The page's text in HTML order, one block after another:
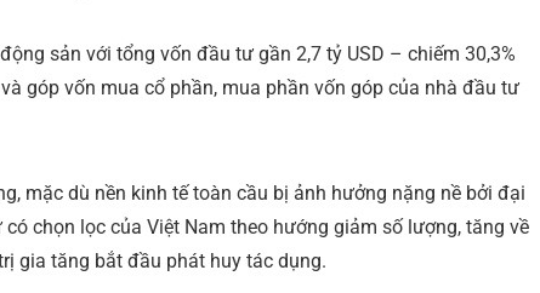
sản với tổng vốn đầu tư gần 2,7 tỷ USD – chiếm 30,3%
góp vốn mua cổ phần, mua phần vốn góp của nhà đầu tư
mặc dù nền kinh tế toàn cầu bị ảnh hưởng nặng nề bởi đại
chọn lọc của Việt Nam theo hướng giảm số lượng, tăng về
gia tăng bắt đầu phát huy tác dụng.